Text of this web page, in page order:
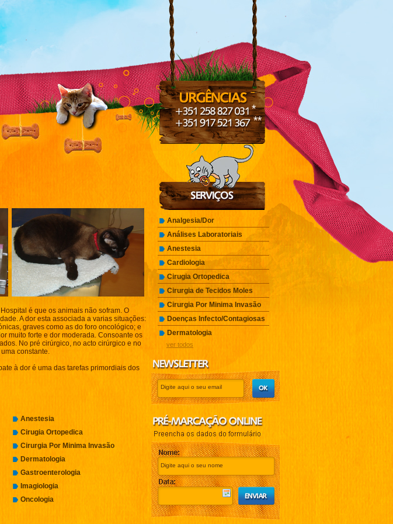
é que os animais não sofram. O
A dor esta associada a varias situações:
graves como as do foro oncológico; e
muito forte e dor moderada. Consoante os
No pré cirúrgico, no acto cirúrgico e no
constante.
à dor é uma das tarefas primordiais dos
Anestesia
Cirugia Ortopedica
Cirurgia Por Minima Invasão
Dermatologia
Gastroenterologia
Imagiologia
Oncologia
*
**
Analgesia/Dor
Análises Laboratoriais
Anestesia
Cardiologia
Cirugia Ortopedica
Cirurgia de Tecidos Moles
Cirurgia Por Minima Invasão
Doenças Infecto/Contagiosas
Dermatologia
ver todos